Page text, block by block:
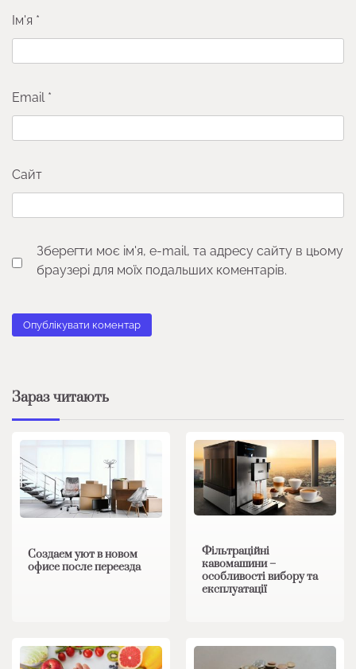
Ім'я *
Email *
Сайт
Зберегти моє ім'я, e-mail, та адресу сайту в цьому
браузері для моїх подальших коментарів.
Зараз читають
Создаем уют в новом
офисе после переезда
Фільтраційні
кавомашини –
особливості вибору та
експлуатації